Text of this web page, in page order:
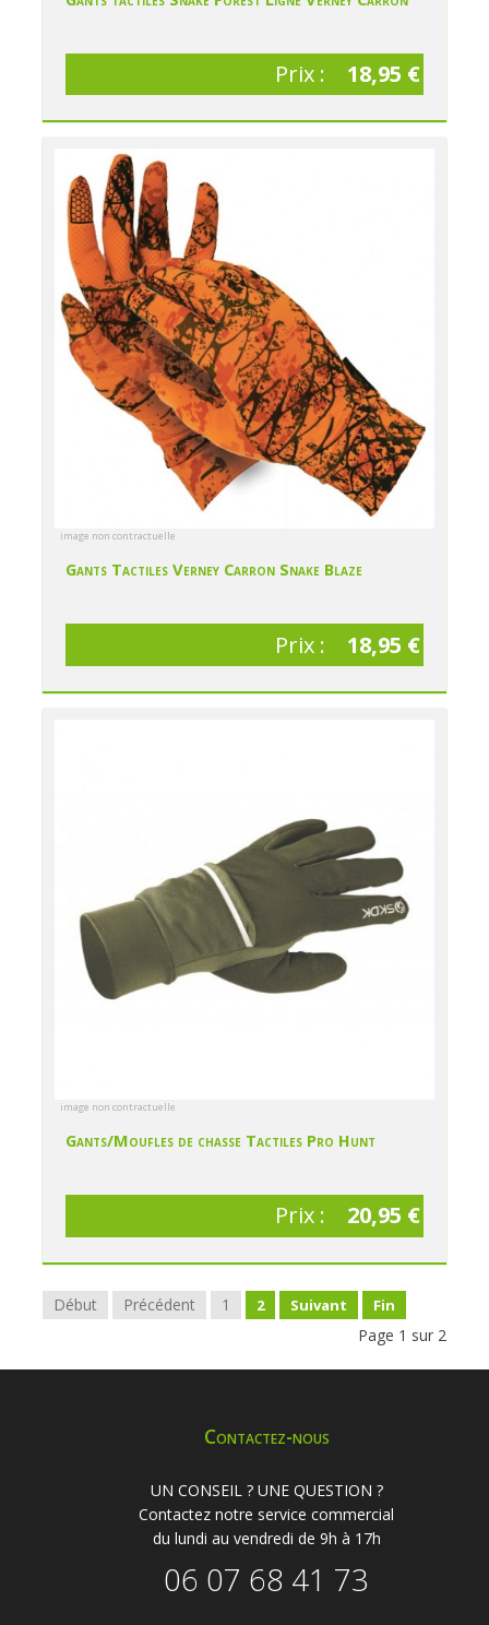
Prix : 18,95 €
image non contractuelle
Gants Tactiles Verney Carron Snake Blaze
Prix : 18,95 €
image non contractuelle
Gants/Moufles de chasse Tactiles Pro Hunt
Prix : 20,95 €
Début Précédent 1 2 Suivant Fin
Page 1 sur 2
Contactez-nous
UN CONSEIL ? UNE QUESTION ?
Contactez notre service commercial
du lundi au vendredi de 9h à 17h
06 07 68 41 73